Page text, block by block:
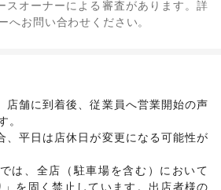
サリー/メガネ・アイウェア/ 腕時計/
ァッション雑貨/ 和服・着物
具
DIY用品・日曜大工/
/花・盆栽・ドライフラワー
雑貨/食器・陶磁器/
活雑貨
/インターネット・プロバイダ/
菓子/パン / お弁当・惣菜 /
/ その他フード・飲食
/
療・医薬品/ その他美容・健康
スオーナーによる審査があります。詳
へお問い合わせください。
店舗に到着後、従業員へ営業開始の声
、平日は店休日が変更になる可能性が
は、全店（駐車場を含む）において
」を固く禁止しています。出店者様の